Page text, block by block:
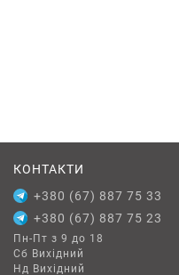
КОНТАКТИ
+380 (67) 887 75 33
+380 (67) 887 75 23
Пн-Пт з 9 до 18
Сб Вихідний
Нд Вихідний